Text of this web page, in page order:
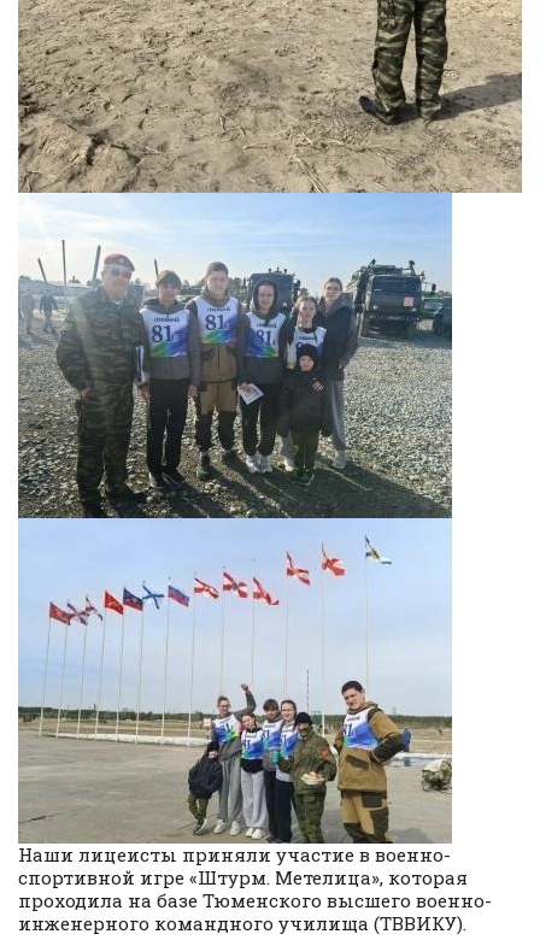
Наши лицеисты приняли участие в военно-
спортивной игре «Штурм. Метелица», которая
проходила на базе Тюменского высшего военно-
инженерного командного училища (ТВВИКУ).